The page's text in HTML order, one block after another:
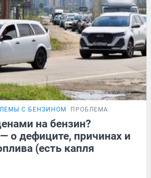
С БЕНЗИНОМ ПРОБЛЕМА
на бензин?
о дефиците, причинах и
(есть капля